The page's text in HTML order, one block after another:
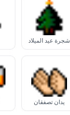
شجرة عيد الميلاد
يدان تصفقان